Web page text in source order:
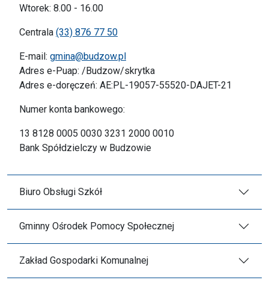
Wtorek: 8.00 - 16.00
Centrala (33) 876 77 50
E-mail: gmina@budzow.pl
Adres e-Puap: /Budzow/skrytka
Adres e-doręczeń: AE:PL-19057-55520-DAJET-21
Numer konta bankowego:
13 8128 0005 0030 3231 2000 0010
Bank Spółdzielczy w Budzowie
Biuro Obsługi Szkół
Gminny Ośrodek Pomocy Społecznej
Zakład Gospodarki Komunalnej